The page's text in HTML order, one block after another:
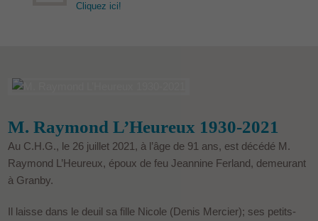
Cliquez ici!
M. Raymond L’Heureux 1930-2021
Au C.H.G., le 26 juillet 2021, à l’âge de 91 ans, est décédé M.
Raymond L’Heureux, époux de feu Jeannine Ferland, demeurant
à Granby.
Il laisse dans le deuil sa fille Nicole (Denis Mercier); ses petits-